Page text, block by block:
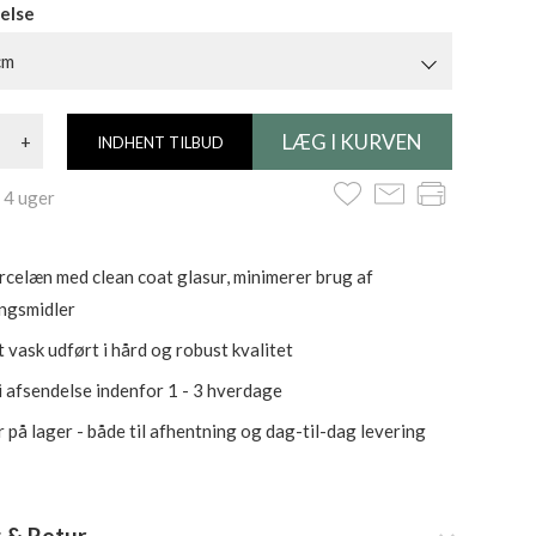
+ INDHENT TILBUD
uger
med clean coat glasur, minimerer brug af
vask udført i hård og robust kvalitet
indenfor 1 - 3 hverdage
på lager - både til afhentning og dag-til-dag levering